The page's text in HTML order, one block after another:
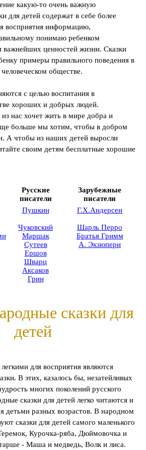
какую-то очень важную
для детей содержат в себе более
восприятия информацию,
понимаю ребенком
ценностей жизни. Сказки
примеры правильного поведения в
обществе.
с целью воспитания в
хороших и добрых людей.
нас хочет жить в мире добра и
больше мы хотим, чтобы в добром
А чтобы из наших детей выросли
своим детям бесплатные хорошие
Русские
писатели
Зарубежные
писатели
Пушкин Г.Х.Андерсен
Чуковский
Шарль Перро
Маршак
Братья Гримм
Сутеев
А. Экзюпери
Ершов
Шварц
Аксаков
Грин
сказки для
детей
для восприятия являются
В этих, казалось бы, незатейливых
многих поколений русского
сказки для детей легко читаются и
детьми разных возрастов. В народном
сказки для детей самого маленького
Курочка-ряба, Дюймовочка и
- Маша и медведь, Волк и лиса.